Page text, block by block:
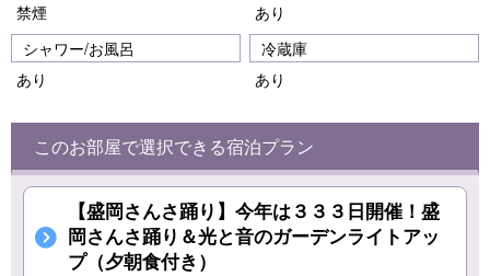
禁煙
あり
シャワー/お風呂
あり
冷蔵庫
あり
このお部屋で選択できる宿泊プラン
【盛岡さんさ踊り】今年は３３３日開催！盛
岡さんさ踊り＆光と音のガーデンライトアッ
プ（夕朝食付き）